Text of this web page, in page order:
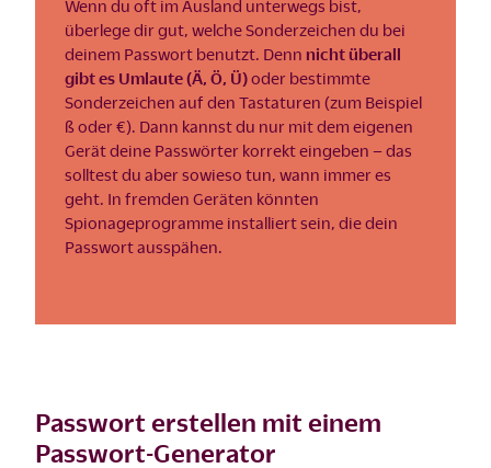
Wenn du oft im Ausland unterwegs bist,
überlege dir gut, welche Sonderzeichen du bei
deinem Passwort benutzt. Denn nicht überall
gibt es Umlaute (Ä, Ö, Ü)oder bestimmte
Sonderzeichen auf den Tastaturen (zum Beispiel
ß oder €). Dann kannst du nur mit dem eigenen
Gerät deine Passwörter korrekt eingeben – das
solltest du aber sowieso tun, wann immer es
geht. In fremden Geräten könnten
Spionageprogramme installiert sein, die dein
Passwort ausspähen.
Passwort erstellen mit einem
Passwort-Generator